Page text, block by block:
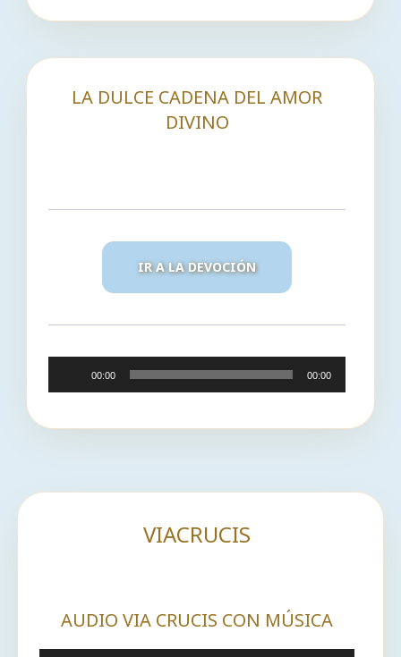
LA DULCE CADENA DEL AMOR
DIVINO
IR A LA DEVOCIÓN
Reproductor
de
00:00 00:00
VIACRUCIS
AUDIO VIA CRUCIS CON MÚSICA